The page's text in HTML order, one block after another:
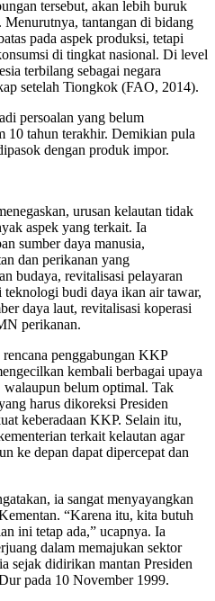
tersebut, akan lebih buruk
tantangan di bidang
pada aspek produksi, tetapi
di tingkat nasional. Di level
terbilang sebagai negara
setelah Tiongkok (FAO, 2014).
persoalan yang belum
10 tahun terakhir. Demikian pula
dengan produk impor.
urusan kelautan tidak
aspek yang terkait. Ia
sumber daya manusia,
dan perikanan yang
budaya, revitalisasi pelayaran
budi daya ikan air tawar,
daya laut, revitalisasi koperasi
perikanan.
penggabungan KKP
kembali berbagai upaya
belum optimal. Tak
harus dikoreksi Presiden
keberadaan KKP. Selain itu,
terkait kelautan agar
ke depan dapat dipercepat dan
ia sangat menyayangkan
“Karena itu, kita butuh
ini tetap ada,” ucapnya. Ia
dalam memajukan sektor
sejak didirikan mantan Presiden
pada 10 November 1999.